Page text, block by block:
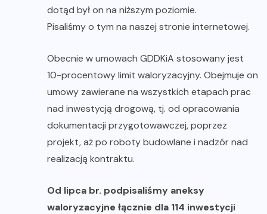
dotąd był on na niższym poziomie.
Pisaliśmy o tym na naszej stronie internetowej.
Obecnie w umowach GDDKiA stosowany jest
10-procentowy limit waloryzacyjny. Obejmuje on
umowy zawierane na wszystkich etapach prac
nad inwestycją drogową, tj. od opracowania
dokumentacji przygotowawczej, poprzez
projekt, aż po roboty budowlane i nadzór nad
realizacją kontraktu.
Od lipca br. podpisaliśmy aneksy
waloryzacyjne łącznie dla 114 inwestycji